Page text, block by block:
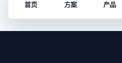
首页 方案 产品